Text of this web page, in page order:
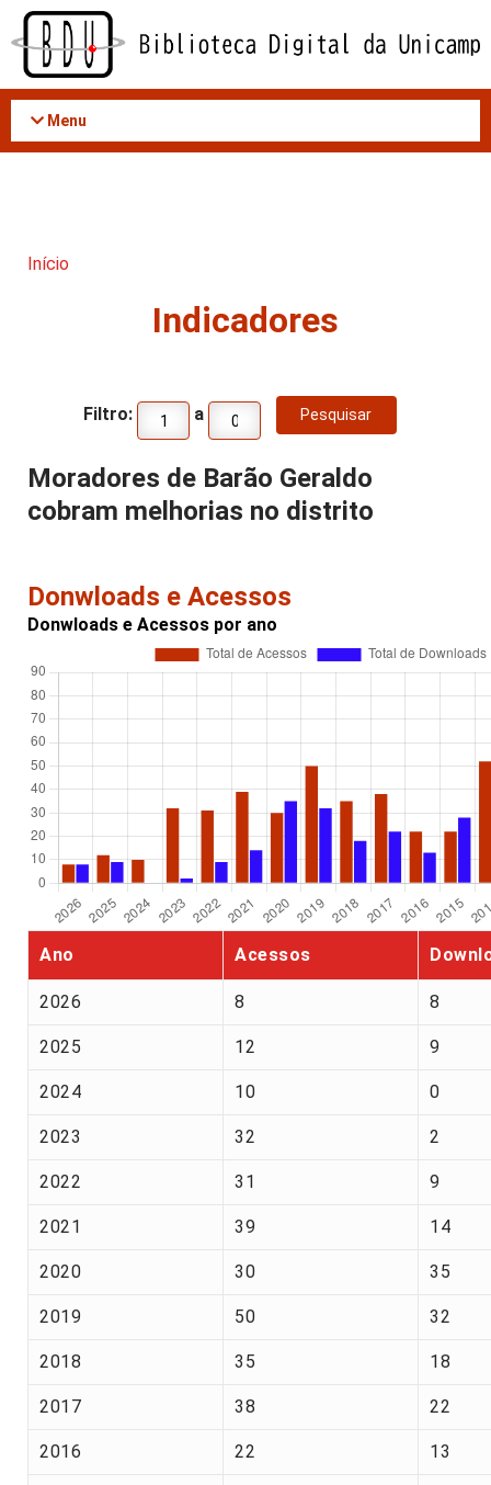
Acessar
conteúdo
Menu
Início
Indicadores
Filtro: a
Moradores de Barão Geraldo
cobram melhorias no distrito
Donwloads e Acessos
Donwloads e Acessos por ano
Ano Acessos
2026 8 8
2025 12 9
2024 10 0
2023 32 2
2022 31 9
2021 39 14
2020 30 35
2019 50 32
2018 35 18
2017 38 22
2016 22 13